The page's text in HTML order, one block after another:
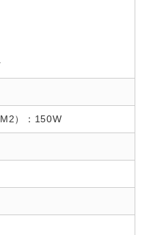
）：150W